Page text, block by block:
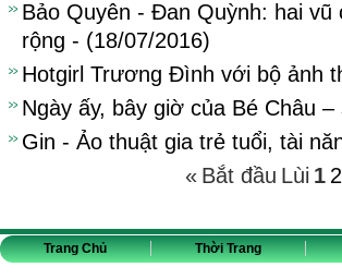
Bảo Quyên - Đan Quỳnh: hai
rộng - (18/07/2016)
Hotgirl Trương Đình với bộ ảnh
Ngày ấy, bây giờ của Bé Châu
Gin - Ảo thuật gia trẻ tuổi, tài
« Bắt đầu Lùi 1 2
Trang Chủ Thời Trang